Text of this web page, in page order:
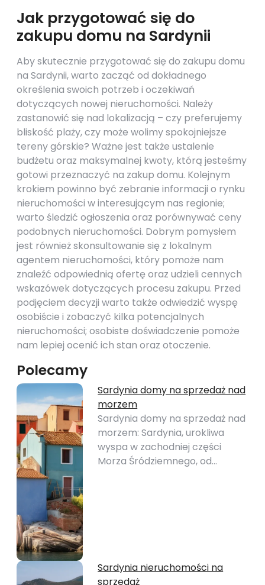
Jak przygotować się do
zakupu domu na Sardynii
Aby skutecznie przygotować się do zakupu domu
na Sardynii, warto zacząć od dokładnego
określenia swoich potrzeb i oczekiwań
dotyczących nowej nieruchomości. Należy
zastanowić się nad lokalizacją – czy preferujemy
bliskość plaży, czy może wolimy spokojniejsze
tereny górskie? Ważne jest także ustalenie
budżetu oraz maksymalnej kwoty, którą jesteśmy
gotowi przeznaczyć na zakup domu. Kolejnym
krokiem powinno być zebranie informacji o rynku
nieruchomości w interesującym nas regionie;
warto śledzić ogłoszenia oraz porównywać ceny
podobnych nieruchomości. Dobrym pomysłem
jest również skonsultowanie się z lokalnym
agentem nieruchomości, który pomoże nam
znaleźć odpowiednią ofertę oraz udzieli cennych
wskazówek dotyczących procesu zakupu. Przed
podjęciem decyzji warto także odwiedzić wyspę
osobiście i zobaczyć kilka potencjalnych
nieruchomości; osobiste doświadczenie pomoże
nam lepiej ocenić ich stan oraz otoczenie.
Polecamy
Sardynia domy na sprzedaż nad
morzem
Sardynia domy na sprzedaż nad
morzem: Sardynia, urokliwa
wyspa w zachodniej części
Morza Śródziemnego, od…
Sardynia nieruchomości na
sprzedaż